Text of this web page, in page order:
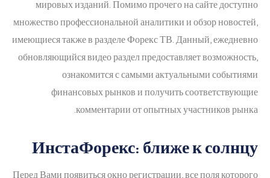
мировых изданий. Помимо прочего на сайте доступно
множество профессиональной аналитики и обзор новостей,
имеющиеся также в разделе Форекс ТВ. Данный, ежедневно
обновляющийся видео раздел предоставляет возможность,
ознакомится с самыми актуальными событиями
финансовых рынков и получить соответствующие
комментарии от опытных участников рынка.
ИнстаФорекс: ближе к солнцу
Перед Вами появиться окно регистрации, все поля которого